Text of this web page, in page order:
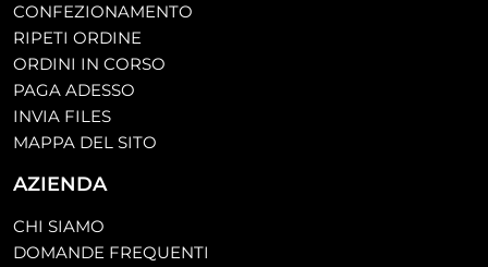
CONFEZIONAMENTO
RIPETI ORDINE
ORDINI IN CORSO
PAGA ADESSO
INVIA FILES
MAPPA DEL SITO
AZIENDA
CHI SIAMO
DOMANDE FREQUENTI